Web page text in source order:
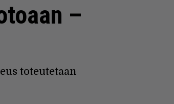
–
toteutetaan